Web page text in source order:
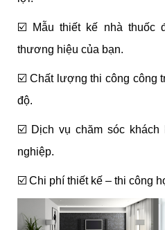
☑️
Mẫu thiết kế nhà thuốc
thương hiệu của bạn.
☑️Chất lượng thi công công
độ.
☑️ Dịch vụ chăm sóc
nghiệp.
☑️Chi phí thiết kế – thi công